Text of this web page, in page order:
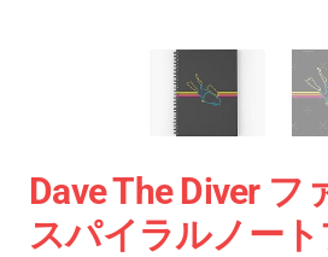
Dave The Diver フ
スパイラルノート